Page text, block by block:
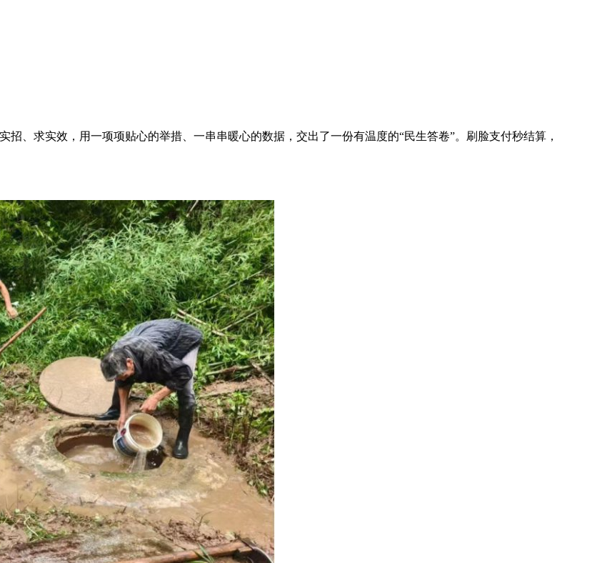
招、求实效，用一项项贴心的举措、一串串暖心的数据，交出了一份有温度的“民生答卷”。刷脸支付秒结算，